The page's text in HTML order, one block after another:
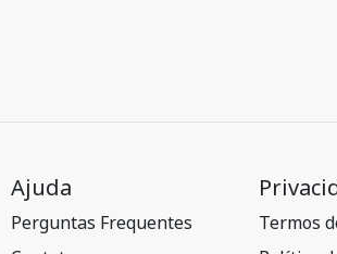
Ajuda
Perguntas Frequentes
Termos